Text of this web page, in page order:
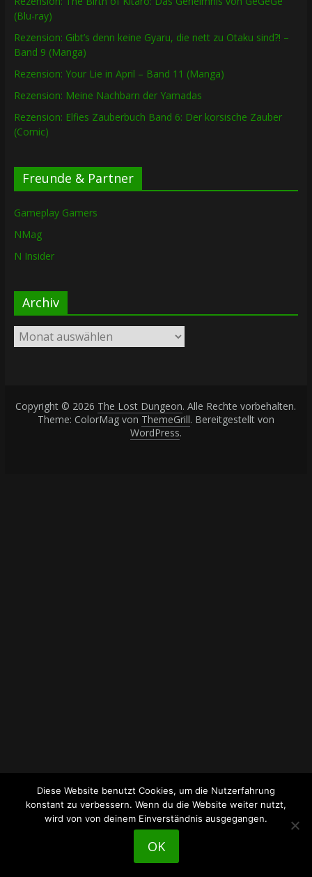
(Blu-ray)
Rezension: Gibt’s denn keine Gyaru, die nett zu Otaku sind?! –
Band 9 (Manga)
Rezension: Your Lie in April – Band 11 (Manga)
Rezension: Meine Nachbarn der Yamadas
Rezension: Elfies Zauberbuch Band 6: Der korsische Zauber
(Comic)
Freunde & Partner
Gameplay Gamers
NMag
N Insider
Archiv
Archiv
Copyright © 2026 The Lost Dungeon. Alle Rechte vorbehalten.
Theme: ColorMag von ThemeGrill. Bereitgestellt von
WordPress.
Diese Website benutzt Cookies, um die Nutzerfahrung
konstant zu verbessern. Wenn du die Website weiter nutzt,
wird von von deinem Einverständnis ausgegangen.
OK